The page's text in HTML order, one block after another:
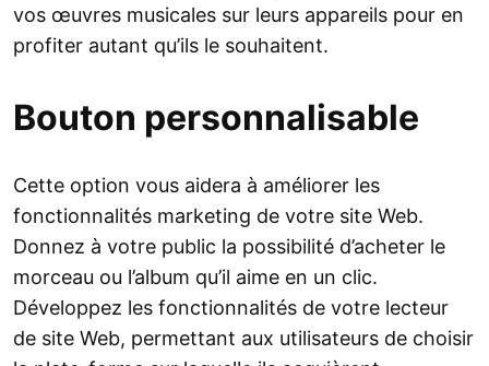
vos œuvres musicales sur leurs appareils pour en
profiter autant qu’ils le souhaitent.
Bouton personnalisable
Cette option vous aidera à améliorer les
fonctionnalités marketing de votre site Web.
Donnez à votre public la possibilité d’acheter le
morceau ou l’album qu’il aime en un clic.
Développez les fonctionnalités de votre lecteur
de site Web, permettant aux utilisateurs de choisir